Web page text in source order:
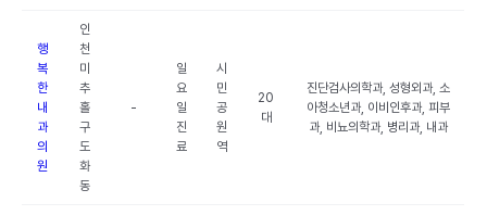
행
복
한
내
과
의
원
인
천
미
추
홀
구
도
화
동
-
일
요
일
진
료
시
민
공
원
역
20
대
진단검사의학과, 성형외과, 소
아청소년과, 이비인후과, 피부
과, 비뇨의학과, 병리과, 내과